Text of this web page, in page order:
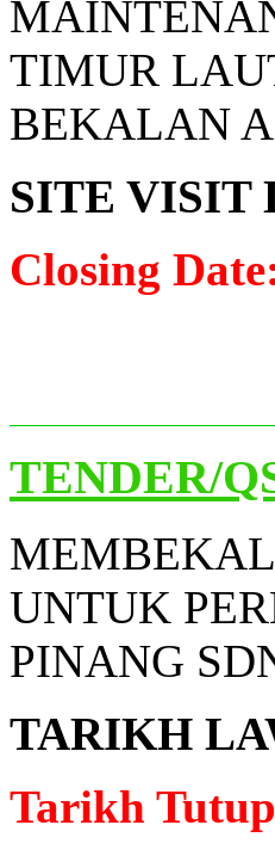
TIMUR
BEKALAN
SITE VISIT
Closing
TENDER/
UNTUK
PINANG
TARIKH
Tarikh